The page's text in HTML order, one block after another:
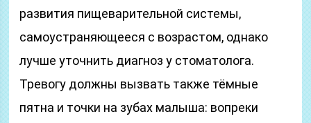
развития пищеварительной системы,
самоустраняющееся с возрастом, однако
лучше уточнить диагноз у стоматолога.
Тревогу должны вызвать также тёмные
пятна и точки на зубах малыша: вопреки